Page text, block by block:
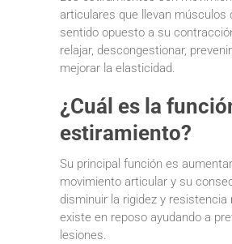
articulares que llevan músculos
sentido opuesto a su
relajar, descongestionar,
mejorar la elasticidad.
¿Cuál es la
estiramiento?
Su principal función es
movimiento articular y su
disminuir la rigidez y resistencia
existe en reposo ayudando a
lesiones.